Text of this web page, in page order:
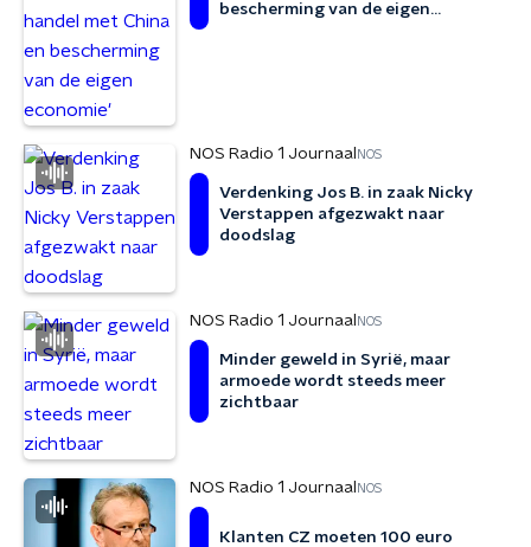
bescherming van de eigen
NOS Radio 1 Journaal NOS
Verdenking Jos B. in zaak Nicky
Verstappen afgezwakt naar
doodslag
NOS Radio 1 Journaal NOS
Minder geweld in Syrië, maar
armoede wordt steeds meer
zichtbaar
NOS Radio 1 Journaal NOS
Klanten CZ moeten 100 euro